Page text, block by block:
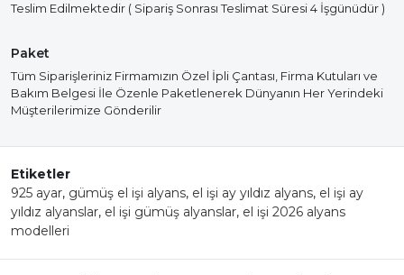
Teslim Edilmektedir ( Sipariş Sonrası Teslimat Süresi 4 İşgünüdür )
Paket
Tüm Siparişleriniz Firmamızın Özel İpli Çantası, Firma Kutuları ve
Bakım Belgesi İle Özenle Paketlenerek Dünyanın Her Yerindeki
Müşterilerimize Gönderilir
Etiketler
925 ayar, gümüş el işi alyans, el işi ay yıldız alyans, el işi ay
yıldız alyanslar, el işi gümüş alyanslar, el işi 2026 alyans
modelleri